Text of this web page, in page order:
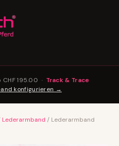
195.00 · Track & Trace
konfigurieren →
Lederarmband / Lederarmband